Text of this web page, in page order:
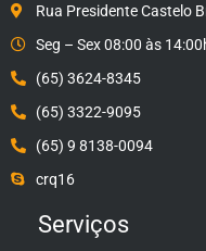
Rua Presidente Castelo
Seg – Sex 08:00 às
(65) 3624-8345
(65) 3322-9095
(65) 9 8138-0094
crq16
Serviços